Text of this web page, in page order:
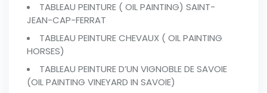
TABLEAU PEINTURE ( OIL PAINTING) SAINT-
JEAN-CAP-FERRAT
TABLEAU PEINTURE CHEVAUX ( OIL PAINTING
HORSES)
TABLEAU PEINTURE D’UN VIGNOBLE DE SAVOIE
(OIL PAINTING VINEYARD IN SAVOIE)